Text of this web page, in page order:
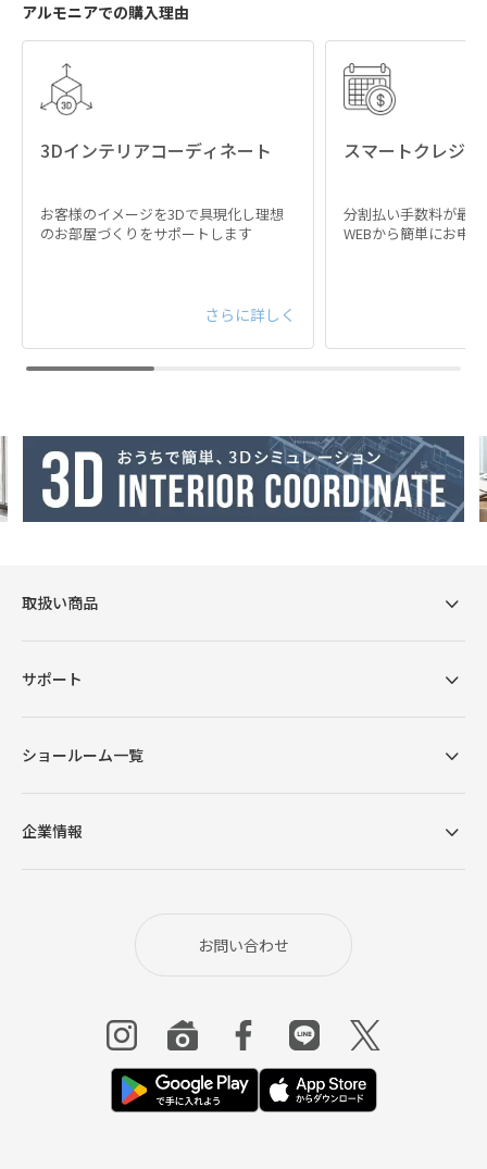
アルモニアでの購入理由
3Dインテリアコーディネート
お客様のイメージを3Dで具現化し理想
のお部屋づくりをサポートします
さらに詳しく
スマートクレジ
分割払い手数料が最
WEBから簡単にお申
取扱い商品
サポート
ショールーム一覧
企業情報
お問い合わせ